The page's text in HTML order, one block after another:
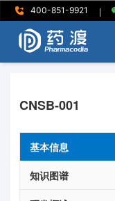
400-851-9921 |
CNSB-001
基本信息
知识图谱